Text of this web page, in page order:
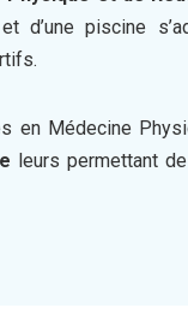
d’une piscine
en Médecine
leurs permettant